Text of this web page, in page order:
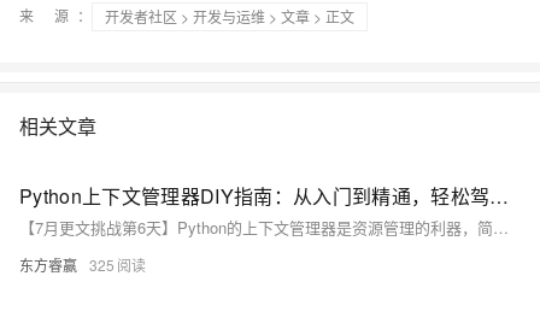
来 源：
开发者社区 > 开发与运维 > 文章 > 正文
相关文章
Python上下文管理器DIY指南：从入门到精通，轻松驾驭资源管理
【7月更文挑战第6天】Python的上下文管理器是资源管理的利器，简化文件操作、网络连接等场景。通过定义类及`__enter__`、`__exit__`方法，可自定义管理器，如示例中的`MyContextManager`，实现资源获取与释放。使用with语句，提升代码可读性和维护性，不仅用于基本资源管理，还可扩展到事务控制、自动重试等高级应用，让编程更加高效和灵活。
东方睿赢 325